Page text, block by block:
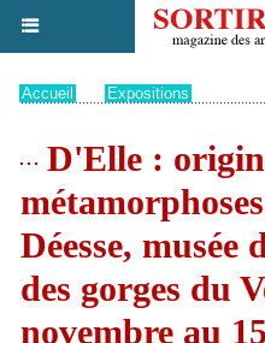
Accueil Expositions
D'Elle :
Déesse, musée
des gorges du
novembre au